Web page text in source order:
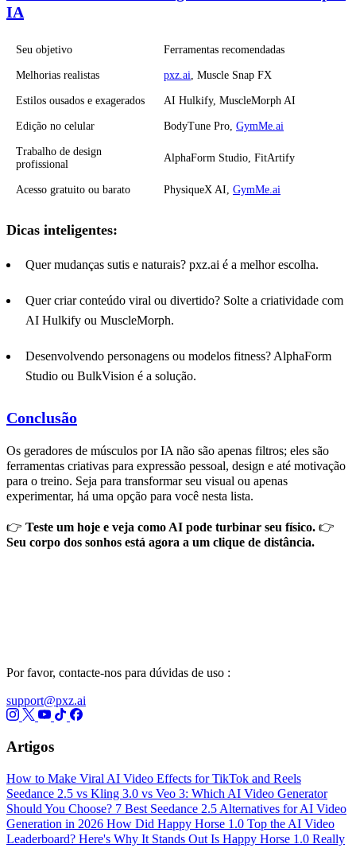
IA
Seu objetivo Ferramentas recomendadas
Melhorias realistas pxz.ai , Muscle Snap FX
Estilos ousados e exagerados AI Hulkify, MuscleMorph AI
Edição no celular BodyTune Pro, GymMe.ai
Trabalho de design
profissional
AlphaForm Studio, FitArtify
Acesso gratuito ou barato PhysiqueX AI, GymMe.ai
Dicas inteligentes:
Quer mudanças sutis e naturais? pxz.ai é a melhor escolha.
Quer criar conteúdo viral ou divertido? Solte a criatividade com
AI Hulkify ou MuscleMorph.
Desenvolvendo personagens ou modelos fitness? AlphaForm
Studio ou BulkVision é a solução.
Conclusão
Os geradores de músculos por IA não são apenas filtros; eles são
ferramentas criativas para expressão pessoal, design e até motivação
para o treino. Seja para transformar seu visual ou apenas
experimentar, há uma opção para você nesta lista.
👉 Teste um hoje e veja como AI pode turbinar seu físico. 👉
Seu corpo dos sonhos está agora a um clique de distância.
Por favor, contacte-nos para dúvidas de uso :
support@pxz.ai
Artigos
How to Make Viral AI Video Effects for TikTok and Reels
Seedance 2.5 vs Kling 3.0 vs Veo 3: Which AI Video Generator
Should You Choose? 7 Best Seedance 2.5 Alternatives for AI Video
Generation in 2026 How Did Happy Horse 1.0 Top the AI Video
Leaderboard? Here's Why It Stands Out Is Happy Horse 1.0 Really